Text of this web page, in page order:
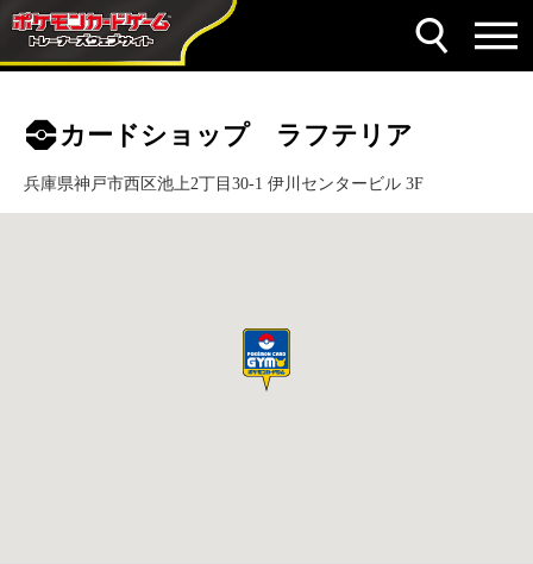
カードショップ ラフテリア
兵庫県神戸市西区池上2丁目30-1 伊川センタービル 3F